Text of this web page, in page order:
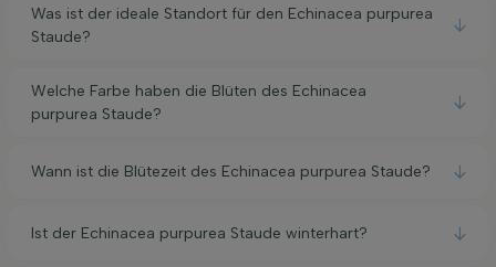
Was ist der ideale Standort für den Echinacea purpurea
Staude?
Welche Farbe haben die Blüten des Echinacea
purpurea Staude?
Wann ist die Blütezeit des Echinacea purpurea Staude?
Ist der Echinacea purpurea Staude winterhart?